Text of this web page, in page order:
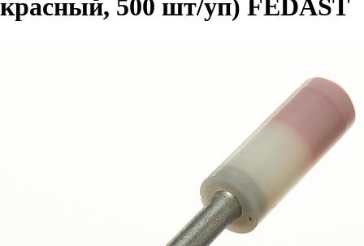
красный, 500 шт/уп) FEDAST